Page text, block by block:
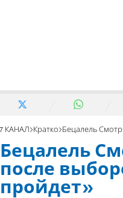
7 КАНАЛ Кратко Бецалель Смотрич:
Бецалель
после
пройдет»